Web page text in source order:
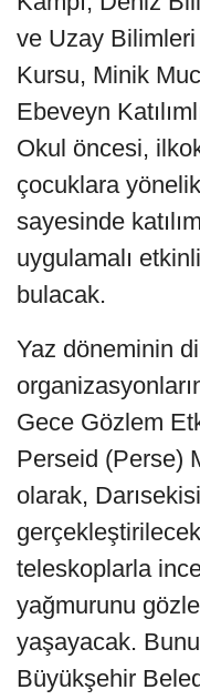
ve Uzay
Kursu, Minik
Ebeveyn
Okul öncesi,
çocuklara
sayesinde
uygulamalı
bulacak.
Yaz döneminin
Gece Gözlem
Perseid (Perse)
olarak,
teleskoplarla
yağmurunu
yaşayacak.
Büyükşehir